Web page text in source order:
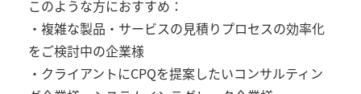
このような方におすすめ：
・複雑な製品・サービスの見積りプロセスの効率化
をご検討中の企業様
・クライアントにCPQを提案したいコンサルティン